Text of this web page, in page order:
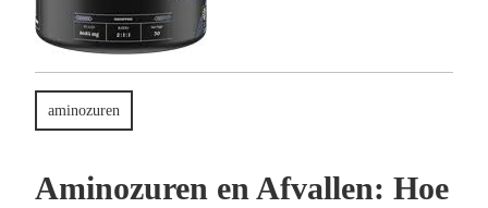
aminozuren
Aminozuren en Afvallen: Hoe